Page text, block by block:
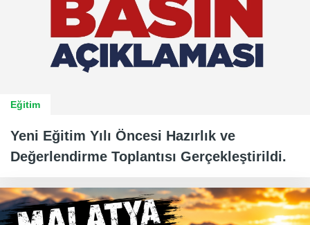
Eğitim
Yeni Eğitim Yılı Öncesi Hazırlık ve
Değerlendirme Toplantısı Gerçekleştirildi.